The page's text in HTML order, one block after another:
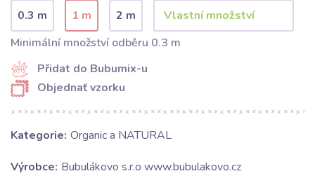
0.3 m 1 m
2 m
Minimální množství odběru 0.3 m
Přidat do Bubumix-u
Objednať vzorku
Kategorie: Organic a NATURAL
Výrobce: Bubulákovo s.r.o www.bubulakovo.cz